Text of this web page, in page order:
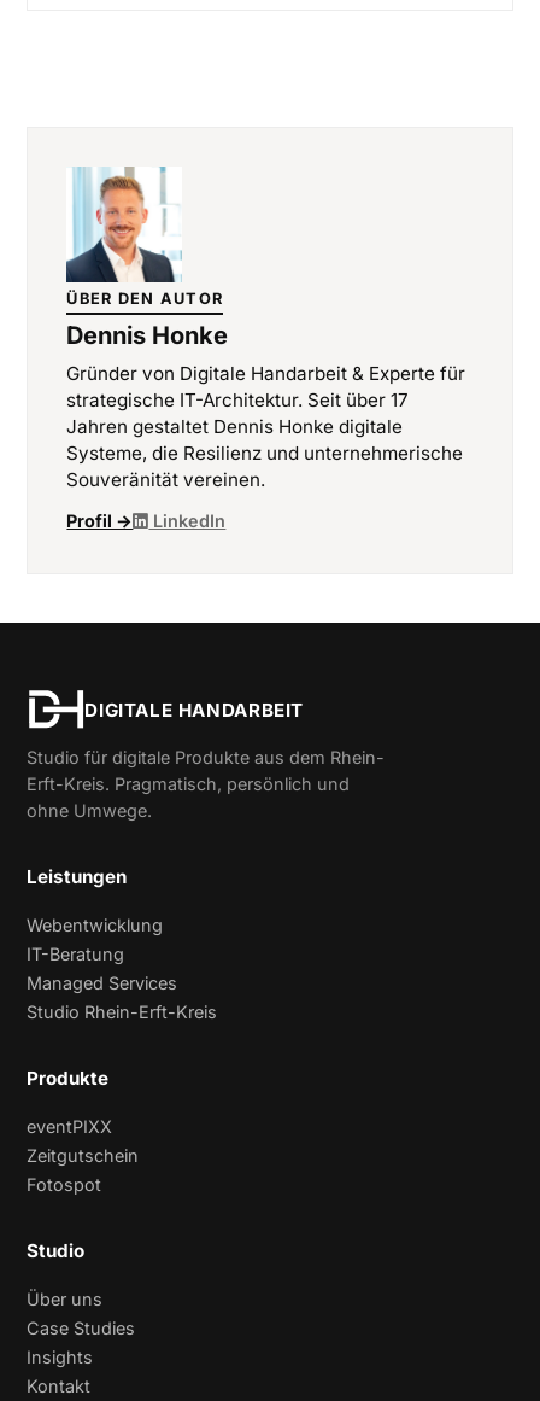
ÜBER DEN AUTOR
Dennis Honke
Gründer von Digitale Handarbeit & Experte für
strategische IT-Architektur. Seit über 17
Jahren gestaltet Dennis Honke digitale
Systeme, die Resilienz und unternehmerische
Souveränität vereinen.
Profil → LinkedIn
DIGITALE HANDARBEIT
Studio für digitale Produkte aus dem Rhein-
Erft-Kreis. Pragmatisch, persönlich und
ohne Umwege.
Leistungen
Webentwicklung
IT-Beratung
Managed Services
Studio Rhein-Erft-Kreis
Produkte
eventPIXX
Zeitgutschein
Fotospot
Studio
Über uns
Case Studies
Insights
Kontakt